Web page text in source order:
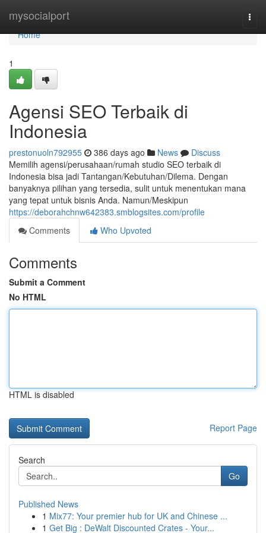
mysocialport
Home
Home
1
Agensi SEO Terbaik di
Indonesia
prestonuoln792955 386 days ago News
Discuss
Memilih agensi/perusahaan/rumah studio SEO terbaik di
Indonesia bisa jadi Tantangan/Kebutuhan/Dilema. Dengan
banyaknya pilihan yang tersedia, sulit untuk menentukan mana
yang tepat untuk bisnis Anda. Namun/Meskipun
https://deborahchnw642383.smblogsites.com/profile
Comments
Who Upvoted
Comments
Submit a Comment
No HTML
HTML is disabled
Report Page
Search
Go
Published News
1 Mix77: Your premier hub for UK and Chinese ...
1 Get Big : DeWalt Discounted Crates - Your...